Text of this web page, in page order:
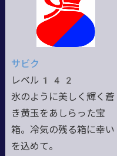
サビク
レベル142
氷のように美しく輝く蒼
き黄玉をあしらった宝
箱。冷気の残る箱に幸い
を込めて。